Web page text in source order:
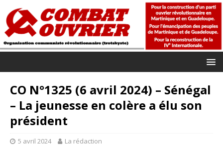
CO N°1325 (6 avril 2024) – Sénégal
– La jeunesse en colère a élu son
président
5 avril 2024 La rédaction